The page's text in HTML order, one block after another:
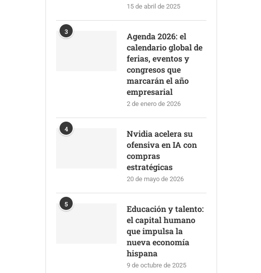
15 de abril de 2025
3
Agenda 2026: el
calendario global de
ferias, eventos y
congresos que
marcarán el año
empresarial
2 de enero de 2026
4
Nvidia acelera su
ofensiva en IA con
compras
estratégicas
20 de mayo de 2026
5
Educación y talento:
el capital humano
que impulsa la
nueva economía
hispana
9 de octubre de 2025